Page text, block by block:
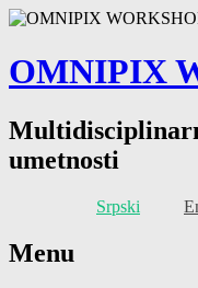
OMNIPIX
umetnosti
Srpski
Menu